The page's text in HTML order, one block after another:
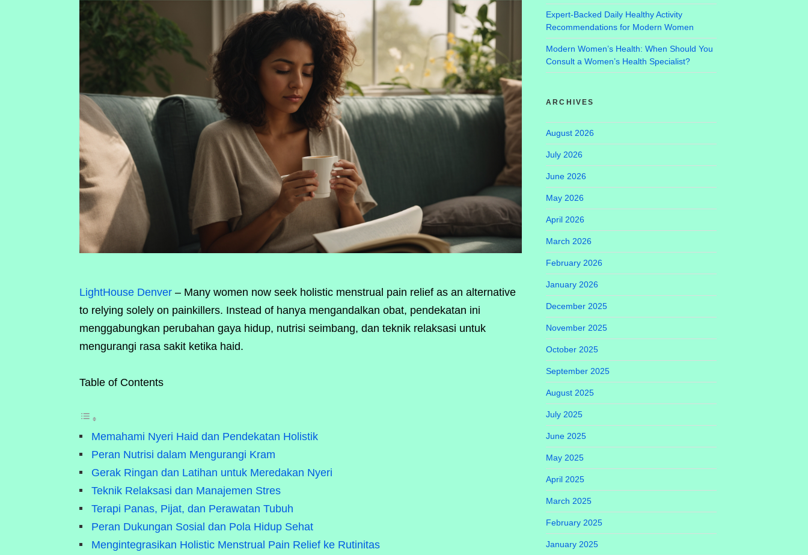
LightHouse Denver – Many women now seek holistic menstrual pain relief as an alternative
to relying solely on painkillers. Instead of hanya mengandalkan obat, pendekatan ini
menggabungkan perubahan gaya hidup, nutrisi seimbang, dan teknik relaksasi untuk
mengurangi rasa sakit ketika haid.
Table of Contents
Memahami Nyeri Haid dan Pendekatan Holistik
Peran Nutrisi dalam Mengurangi Kram
Gerak Ringan dan Latihan untuk Meredakan Nyeri
Teknik Relaksasi dan Manajemen Stres
Terapi Panas, Pijat, dan Perawatan Tubuh
Peran Dukungan Sosial dan Pola Hidup Sehat
Mengintegrasikan Holistic Menstrual Pain Relief ke Rutinitas
Expert-Backed Daily Healthy Activity
Recommendations for Modern Women
Modern Women’s Health: When Should You
Consult a Women’s Health Specialist?
ARCHIVES
August 2026
July 2026
June 2026
May 2026
April 2026
March 2026
February 2026
January 2026
December 2025
November 2025
October 2025
September 2025
August 2025
July 2025
June 2025
May 2025
April 2025
March 2025
February 2025
January 2025